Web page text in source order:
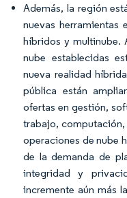
Además, la región
nuevas herramientas
híbridos y multinube.
nube establecidas
nueva realidad
pública están
ofertas en gestión,
trabajo, computación,
operaciones de nube
de la demanda de
integridad y
incremente aún más